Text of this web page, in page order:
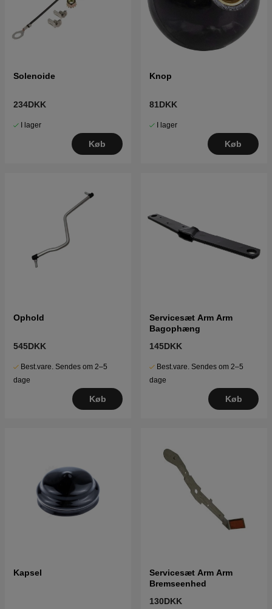
Solenoide
234DKK
I lager
Køb
Knop
81DKK
I lager
Køb
Ophold
545DKK
Best.vare. Sendes om 2–5
dage
Køb
Servicesæt Arm Arm
Bagophæng
145DKK
Best.vare. Sendes om 2–5
dage
Køb
Kapsel
Servicesæt Arm Arm
Bremseenhed
130DKK